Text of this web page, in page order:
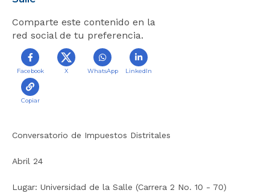
a
l
i
Comparte este contenido en la
red social de tu preferencia.
Facebook X WhatsApp LinkedIn
Copiar
Conversatorio de Impuestos Distritales
Abril 24
Lugar: Universidad de la Salle (Carrera 2 No. 10 - 70)